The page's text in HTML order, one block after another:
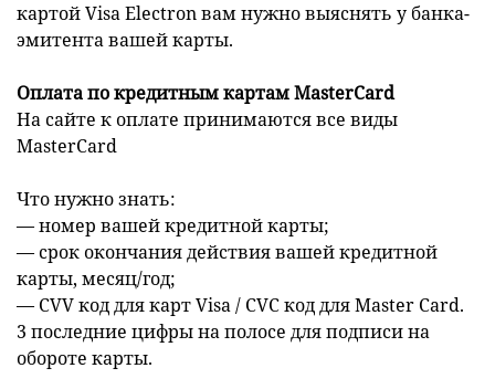
картой Visa Electron вам нужно выяснять у банка-
эмитента вашей карты.
Оплата по кредитным картам MasterCard
На сайте к оплате принимаются все виды
MasterCard
Что нужно знать:
— номер вашей кредитной карты;
— cрок окончания действия вашей кредитной
карты, месяц/год;
— CVV код для карт Visa / CVC код для Master Card.
3 последние цифры на полосе для подписи на
обороте карты.